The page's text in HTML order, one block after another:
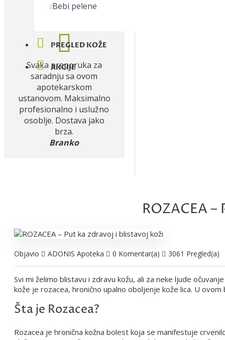
Bebi pelene
PREGLED KOŽE
AKCIJE
Svaka preporuka za
saradnju sa ovom
apotekarskom
ustanovom. Maksimalno
profesionalno i uslužno
osoblje. Dostava jako
brza.
Branko
ROZACEA
Objavio ADONIS Apoteka 0 Komentar(a) 3061 Pregled(a)
Svi mi želimo blistavu i zdravu kožu, ali za neke ljude
kože je rozacea, hronično upalno oboljenje kože lica. U
Šta je Rozacea?
Rozacea je hronična kožna bolest koja se manifestuje